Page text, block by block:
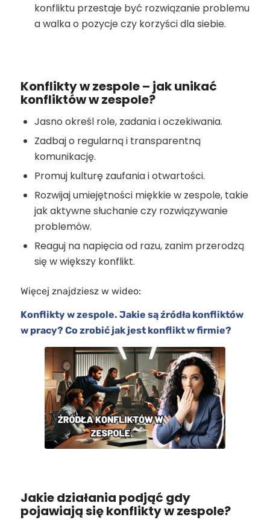
konfliktu przestaje być rozwiązanie problemu
a walka o pozycje czy korzyści dla siebie.
Konflikty w zespole – jak unikać
konfliktów w zespole?
Jasno określ role, zadania i oczekiwania.
Zadbaj o regularną i transparentną
komunikację.
Promuj kulturę zaufania i otwartości.
Rozwijaj umiejętności miękkie w zespole, takie
jak aktywne słuchanie czy rozwiązywanie
problemów.
Reaguj na napięcia od razu, zanim przerodzą
się w większy konflikt.
Więcej znajdziesz w wideo:
Konflikty w zespole. Jakie są źródła konfliktów
w pracy? Co zrobić jak jest konflikt w firmie?
Jakie działania podjąć gdy
pojawiają się konflikty w zespole?